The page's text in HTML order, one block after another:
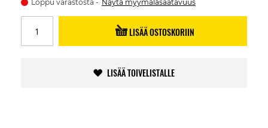
Loppu varastosta Näytä myymäläsaatavuus
LISÄÄ OSTOSKORIIN
LISÄÄ TOIVELISTALLE